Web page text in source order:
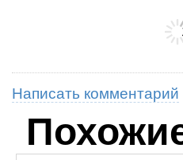
Написать комментарий